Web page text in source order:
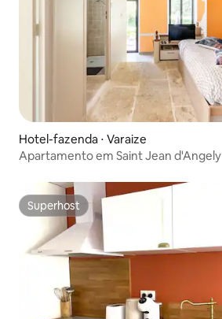
Hotel-fazenda ⋅ Varaize
Apartamento em Saint Jean d'Angely
Superhost
Superhost